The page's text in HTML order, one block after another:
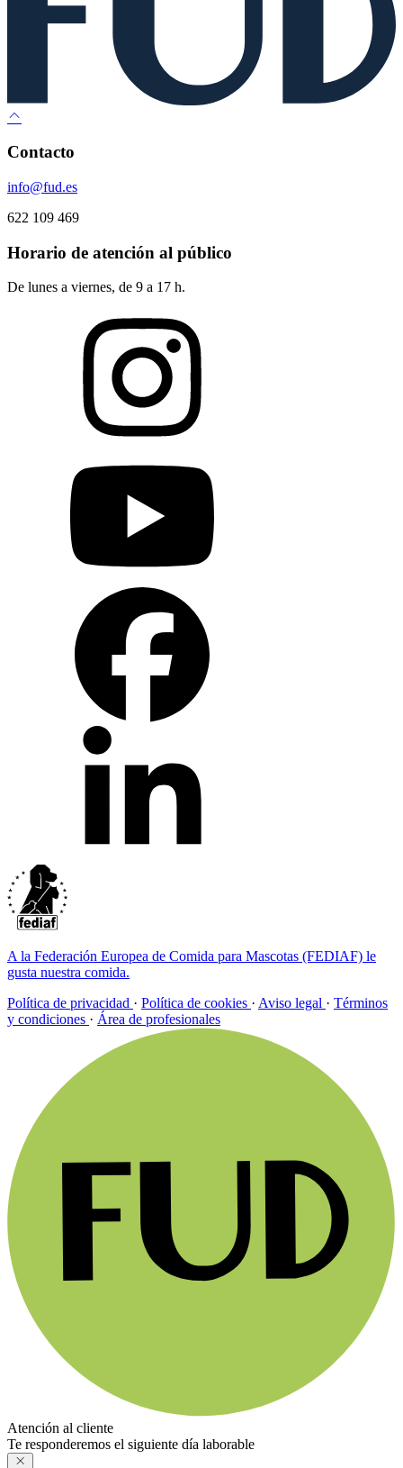
Contacto
info@fud.es
622 109 469
Horario de atención al público
De lunes a viernes, de 9 a 17 h.
A la Federación Europea de Comida para Mascotas (FEDIAF) le
gusta nuestra comida.
Política de privacidad · Política de cookies · Aviso legal · Términos
y condiciones · Área de profesionales
Atención al cliente
Te responderemos el siguiente día laborable